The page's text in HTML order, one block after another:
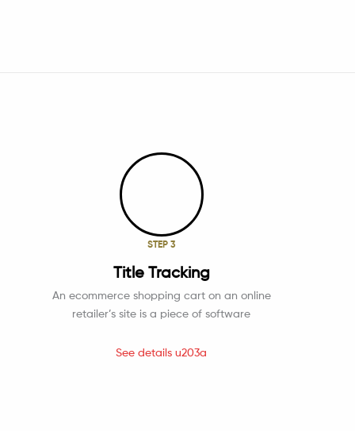
STEP 3
Title Tracking
An ecommerce shopping cart on an online
retailer’s site is a piece of software
See details u203a